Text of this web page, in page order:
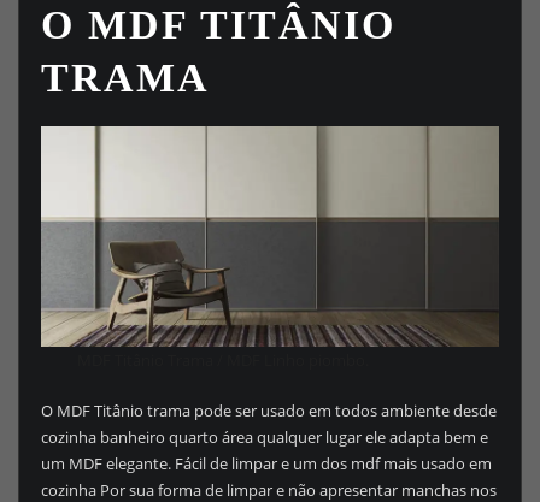
O MDF TITÂNIO
TRAMA
O MDF Titânio trama pode ser usado em todos ambiente desde
cozinha banheiro quarto área qualquer lugar ele adapta bem e
um MDF elegante. Fácil de limpar e um dos mdf mais usado em
cozinha Por sua forma de limpar e não apresentar manchas nos